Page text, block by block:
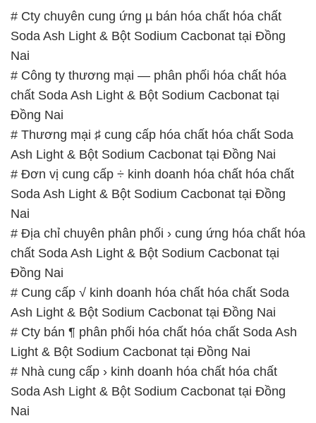
chất Soda Ash Light & Bột Sodium Cacbonat tại
Đồng Nai
# Thương mại ♯ cung cấp hóa chất hóa chất Soda
Ash Light & Bột Sodium Cacbonat tại Đồng Nai
# Đơn vị cung cấp ÷ kinh doanh hóa chất hóa chất
Soda Ash Light & Bột Sodium Cacbonat tại Đồng
# Địa chỉ chuyên phân phối › cung ứng hóa chất hóa
chất Soda Ash Light & Bột Sodium Cacbonat tại
Đồng Nai
# Cung cấp √ kinh doanh hóa chất hóa chất Soda
Ash Light & Bột Sodium Cacbonat tại Đồng Nai
# Cty bán ¶ phân phối hóa chất hóa chất Soda Ash
Light & Bột Sodium Cacbonat tại Đồng Nai
# Nhà cung cấp › kinh doanh hóa chất hóa chất
Soda Ash Light & Bột Sodium Cacbonat tại Đồng
# Nhà kinh doanh ► bán hóa chất hóa chất Soda
Ash Light & Bột Sodium Cacbonat tại Đồng Nai
# Cty chuyên cung cấp ¶ kinh doanh hóa chất hóa
chất Soda Ash Light & Bột Sodium Cacbonat tại